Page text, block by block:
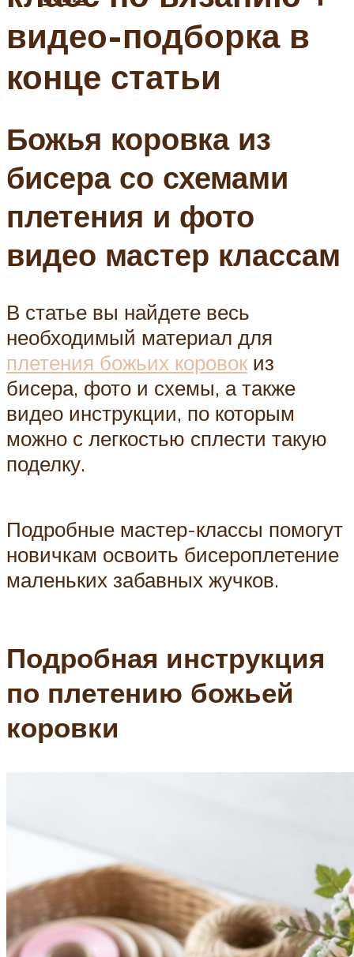
видео-подборка в
конце статьи
Божья коровка из
бисера со схемами
плетения и фото
видео мастер классам
В статье вы найдете весь
необходимый материал для
плетения божьих коровок из
бисера, фото и схемы, а также
видео инструкции, по которым
можно с легкостью сплести такую
поделку.
Подробные мастер-классы помогут
новичкам освоить бисероплетение
маленьких забавных жучков.
Подробная инструкция
по плетению божьей
коровки